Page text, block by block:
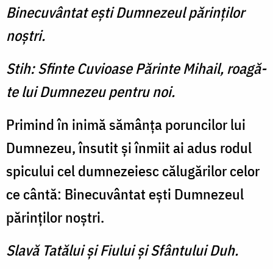
Binecuvântat eşti Dumnezeul părinţilor
noştri.
Stih: Sfinte Cuvioase Părinte Mihail, roagă-
te lui Dumnezeu pentru noi.
Primind în inimă sămânţa poruncilor lui
Dumnezeu, însutit şi înmiit ai adus rodul
spicului cel dumnezeiesc călugărilor celor
ce cântă: Binecuvântat eşti Dumnezeul
părinţilor noştri.
Slavă Tatălui şi Fiului şi Sfântului Duh.